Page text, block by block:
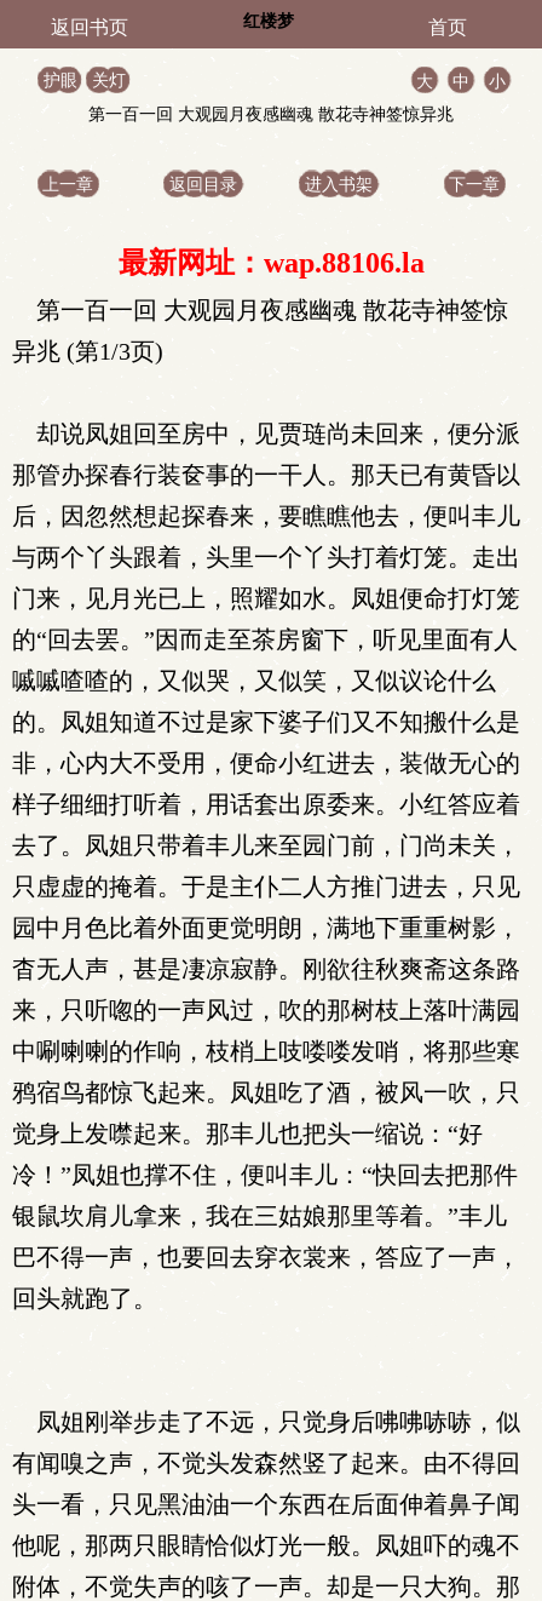
返回书页 红楼梦 首页
护眼 关灯 大 中
小
第一百一回 大观园月夜感幽魂 散花寺神签惊异兆
上一章 返回目录 进入书架 下一章
最新网址：wap.88106.la
第一百一回 大观园月夜感幽魂 散花寺神签惊
异兆 (第1/3页)
却说凤姐回至房中，见贾琏尚未回来，便分派
那管办探春行装奁事的一干人。那天已有黄昏以
后，因忽然想起探春来，要瞧瞧他去，便叫丰儿
与两个丫头跟着，头里一个丫头打着灯笼。走出
门来，见月光已上，照耀如水。凤姐便命打灯笼
的“回去罢。”因而走至茶房窗下，听见里面有人
嘁嘁喳喳的，又似哭，又似笑，又似议论什么
的。凤姐知道不过是家下婆子们又不知搬什么是
非，心内大不受用，便命小红进去，装做无心的
样子细细打听着，用话套出原委来。小红答应着
去了。凤姐只带着丰儿来至园门前，门尚未关，
只虚虚的掩着。于是主仆二人方推门进去，只见
园中月色比着外面更觉明朗，满地下重重树影，
杳无人声，甚是凄凉寂静。刚欲往秋爽斋这条路
来，只听唿的一声风过，吹的那树枝上落叶满园
中唰喇喇的作响，枝梢上吱喽喽发哨，将那些寒
鸦宿鸟都惊飞起来。凤姐吃了酒，被风一吹，只
觉身上发噤起来。那丰儿也把头一缩说：“好
冷！”凤姐也撑不住，便叫丰儿：“快回去把那件
银鼠坎肩儿拿来，我在三姑娘那里等着。”丰儿
巴不得一声，也要回去穿衣裳来，答应了一声，
回头就跑了。
凤姐刚举步走了不远，只觉身后咈咈哧哧，似
有闻嗅之声，不觉头发森然竖了起来。由不得回
头一看，只见黑油油一个东西在后面伸着鼻子闻
他呢，那两只眼睛恰似灯光一般。凤姐吓的魂不
附体，不觉失声的咳了一声。却是一只大狗。那